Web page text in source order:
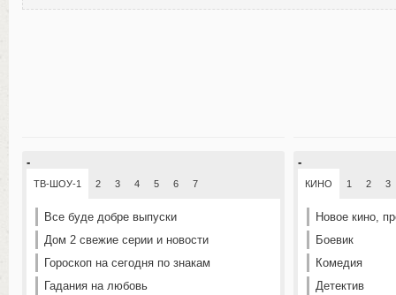
-
ТВ-ШОУ-1 2 3 4 5 6 7
Все буде добре выпуски
Дом 2 свежие серии и новости
Гороскоп на сегодня по знакам
Гадания на любовь
-
КИНО 1 2 3
Новое кино,
Боевик
Комедия
Детектив